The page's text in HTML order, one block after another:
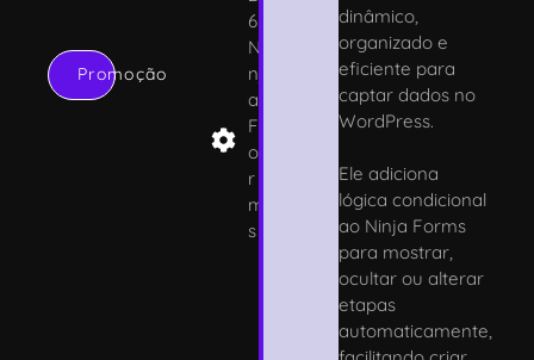
Promoção
6
Ni
nj
a
F
o
r
m
s
dinâmico,
organizado e
eficiente para
captar dados no
WordPress.
Ele adiciona
lógica condicional
ao Ninja Forms
para mostrar,
ocultar ou alterar
etapas
automaticamente,